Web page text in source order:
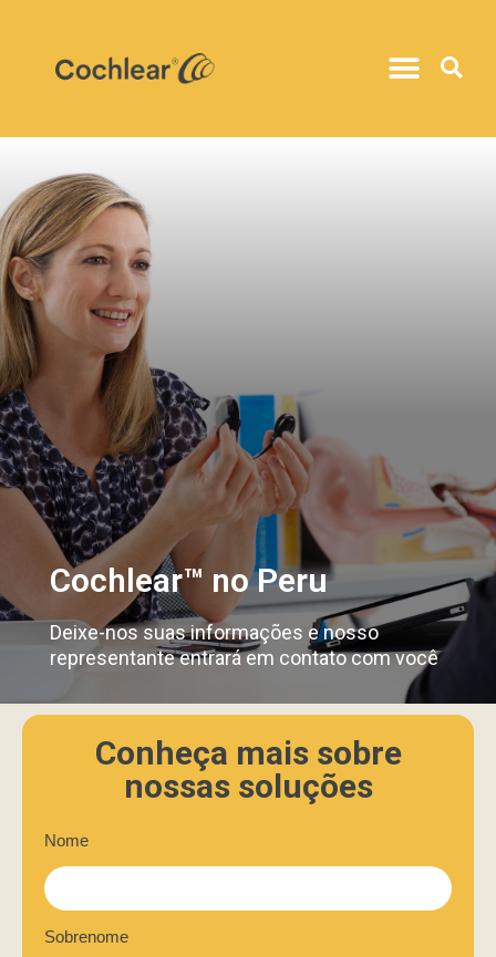
Cochlear™ no Peru
Deixe-nos suas informações e nosso
representante entrará em contato com você
Conheça mais sobre
nossas soluções
Nome
Sobrenome